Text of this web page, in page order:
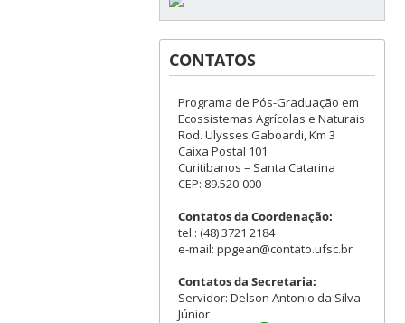
CONTATOS
Programa de Pós-Graduação em
Ecossistemas Agrícolas e Naturais
Rod. Ulysses Gaboardi, Km 3
Caixa Postal 101
Curitibanos – Santa Catarina
CEP: 89.520-000
Contatos da Coordenação:
tel.: (48) 3721 2184
e-mail: ppgean@contato.ufsc.br
Contatos da Secretaria:
Servidor: Delson Antonio da Silva
Júnior